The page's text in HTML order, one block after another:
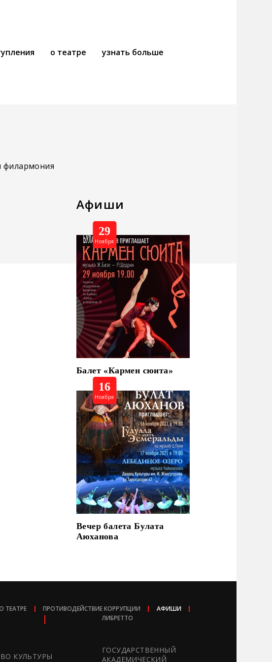
о театре узнать больше
филармония
Афиши
29
Ноября
Балет «Кармен сюита»
16
Ноября
Вечер балета Булата
Аюханова
ТЕАТРЕ ПРОТИВОДЕЙСТВИЕ КОРРУПЦИИ
АФИШИ
ЛИБРЕТТО
КУЛЬТУРЫ
ГОСУДАРСТВЕННЫЙ
АКАДЕМИЧЕСКИЙ